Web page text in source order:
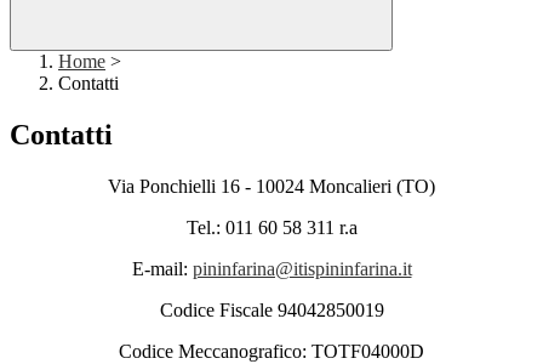
Home >
Contatti
Contatti
Via Ponchielli 16 - 10024 Moncalieri (TO)
Tel.: 011 60 58 311 r.a
E-mail: pininfarina@itispininfarina.it
Codice Fiscale 94042850019
Codice Meccanografico: TOTF04000D